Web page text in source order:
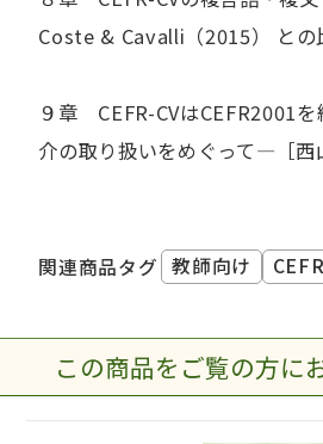
Coste & Cavalli（2015） との
９章 CEFR-CVはCEFR2001
介の取り扱いをめぐって―［西
関連商品タグ 教師向け CEFR
この商品をご覧の方に